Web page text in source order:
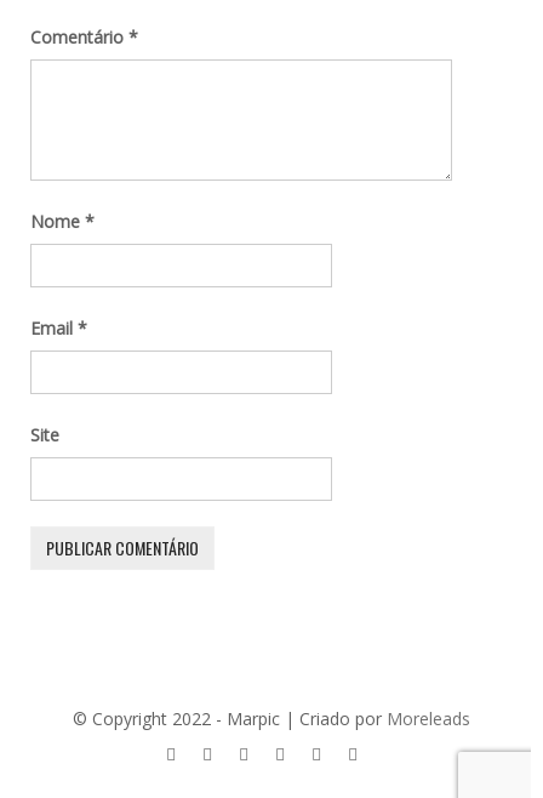
Comentário *
Nome *
Email *
Site
© Copyright 2022 - Marpic | Criado por Moreleads